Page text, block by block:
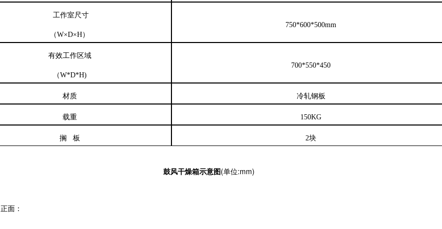
工作室 尺寸
（W×D×H）
750*600*500mm
有效工作区域
（W*D*H)
700*550*450
材质 冷轧钢板
载重 150KG
搁 板 2块
鼓风干燥箱示意图(单位:mm)
正面：